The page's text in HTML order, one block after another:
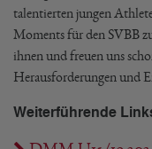
talentierten jungen
Moments für den SVBB
ihnen und freuen uns
Herausforderungen und
Weiterführende